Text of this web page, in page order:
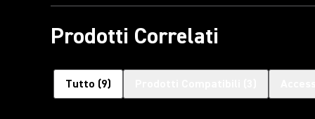
Prodotti Correlati
Tutto (9)